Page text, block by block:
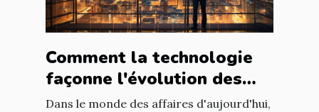
Comment la technologie
façonne l'évolution des
entreprises
Dans le monde des affaires d'aujourd'hui,